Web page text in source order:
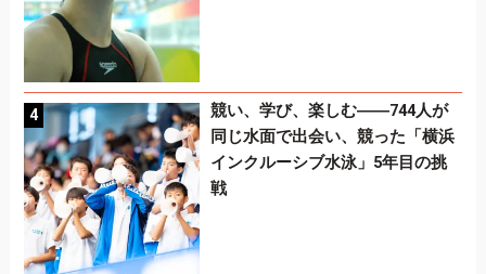
競い、学び、楽しむ――744人が
同じ水面で出会い、競った「横浜
インクルーシブ水泳」5年目の挑
戦